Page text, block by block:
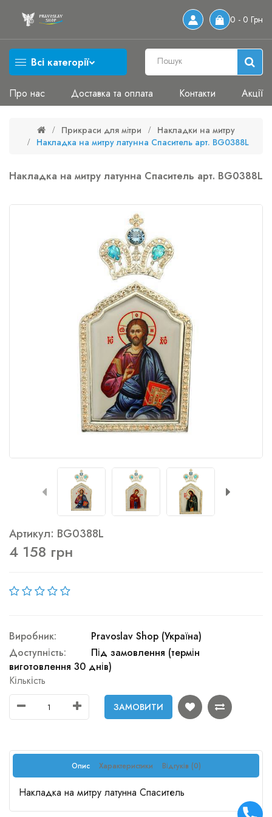
0 - 0 Грн
Всі категорії
Про нас Доставка та оплата Контакти Акції
Прикраси для мітри
Накладки на митру
Накладка на митру латунна Спаситель арт. BG0388L
Накладка на митру латунна Спаситель арт. BG0388L
Артикул: BG0388L
4 158 грн
Виробник:
Pravoslav Shop (Україна)
Доступність:
Під замовлення (термін
виготовлення 30 днів)
Кількість
ЗАМОВИТИ
Опис Характеристики Відгуків (0)
Накладка на митру латунна Спаситель